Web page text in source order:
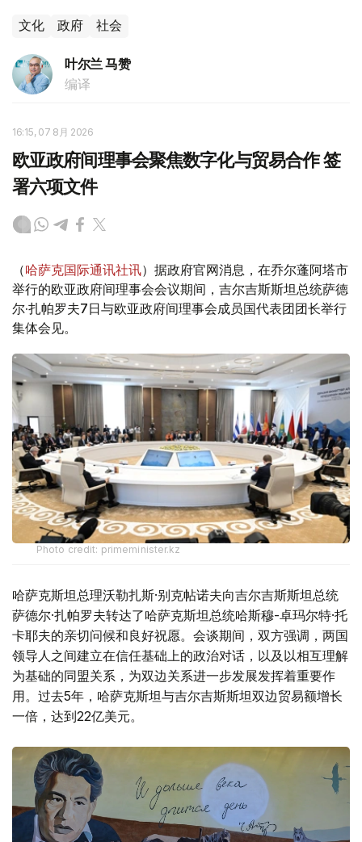
文化 政府 社会
叶尔兰 马赞
编译
16:15, 07 8月 2026
欧亚政府间理事会聚焦数字化与贸易合作 签
署六项文件
（哈萨克国际通讯社讯）据政府官网消息，在乔尔蓬阿塔市
举行的欧亚政府间理事会会议期间，吉尔吉斯斯坦总统萨德
尔·扎帕罗夫7日与欧亚政府间理事会成员国代表团团长举行
集体会见。
Photo credit: primeminister.kz
哈萨克斯坦总理沃勒扎斯·别克帖诺夫向吉尔吉斯斯坦总统
萨德尔·扎帕罗夫转达了哈萨克斯坦总统哈斯穆-卓玛尔特·托
卡耶夫的亲切问候和良好祝愿。会谈期间，双方强调，两国
领导人之间建立在信任基础上的政治对话，以及以相互理解
为基础的同盟关系，为双边关系进一步发展发挥着重要作
用。过去5年，哈萨克斯坦与吉尔吉斯斯坦双边贸易额增长
一倍，达到22亿美元。